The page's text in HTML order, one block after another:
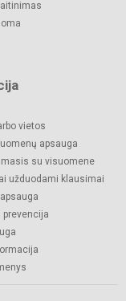
vietos
apsauga
su visuomene
užduodami klausimai
prevencija